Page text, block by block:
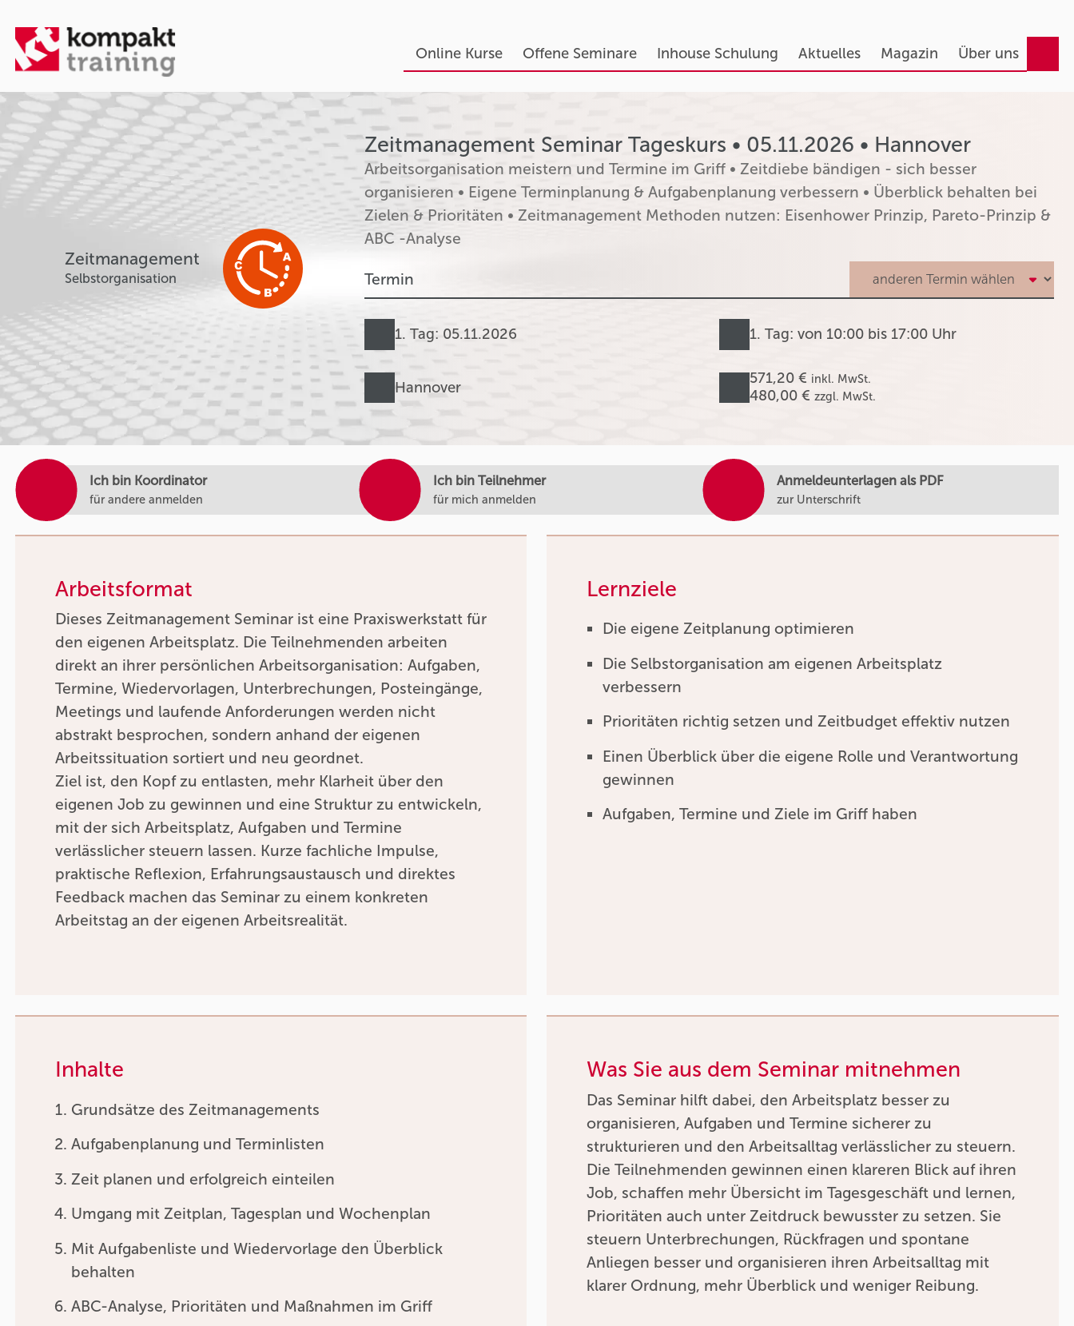
Online Kurse Offene Seminare Inhouse Schulung Aktuelles Magazin Über uns
Zeitmanagement
Selbstorganisation
Zeitmanagement Seminar Tageskurs • 05.11.2026 • Hannover
Arbeitsorganisation meistern und Termine im Griff • Zeitdiebe bändigen - sich besser
organisieren • Eigene Terminplanung & Aufgabenplanung verbessern • Überblick behalten bei
Zielen & Prioritäten • Zeitmanagement Methoden nutzen: Eisenhower Prinzip, Pareto-Prinzip &
ABC -Analyse
Termin
1. Tag: 05.11.2026 1. Tag: von 10:00 bis 17:00 Uhr
Hannover
571,20 € inkl. MwSt.
480,00 € zzgl. MwSt.
Arbeitsformat
Dieses Zeitmanagement Seminar ist eine Praxiswerkstatt für
den eigenen Arbeitsplatz. Die Teilnehmenden arbeiten
direkt an ihrer persönlichen Arbeitsorganisation: Aufgaben,
Termine, Wiedervorlagen, Unterbrechungen, Posteingänge,
Meetings und laufende Anforderungen werden nicht
abstrakt besprochen, sondern anhand der eigenen
Arbeitssituation sortiert und neu geordnet.
Ziel ist, den Kopf zu entlasten, mehr Klarheit über den
eigenen Job zu gewinnen und eine Struktur zu entwickeln,
mit der sich Arbeitsplatz, Aufgaben und Termine
verlässlicher steuern lassen. Kurze fachliche Impulse,
praktische Reflexion, Erfahrungsaustausch und direktes
Feedback machen das Seminar zu einem konkreten
Arbeitstag an der eigenen Arbeitsrealität.
Lernziele
Die eigene Zeitplanung optimieren
Die Selbstorganisation am eigenen Arbeitsplatz
verbessern
Prioritäten richtig setzen und Zeitbudget effektiv nutzen
Einen Überblick über die eigene Rolle und Verantwortung
gewinnen
Aufgaben, Termine und Ziele im Griff haben
Inhalte
Grundsätze des Zeitmanagements
Aufgabenplanung und Terminlisten
Zeit planen und erfolgreich einteilen
Umgang mit Zeitplan, Tagesplan und Wochenplan
Mit Aufgabenliste und Wiedervorlage den Überblick
behalten
ABC-Analyse, Prioritäten und Maßnahmen im Griff
Was Sie aus dem Seminar mitnehmen
Das Seminar hilft dabei, den Arbeitsplatz besser zu
organisieren, Aufgaben und Termine sicherer zu
strukturieren und den Arbeitsalltag verlässlicher zu steuern.
Die Teilnehmenden gewinnen einen klareren Blick auf ihren
Job, schaffen mehr Übersicht im Tagesgeschäft und lernen,
Prioritäten auch unter Zeitdruck bewusster zu setzen. Sie
steuern Unterbrechungen, Rückfragen und spontane
Anliegen besser und organisieren ihren Arbeitsalltag mit
klarer Ordnung, mehr Überblick und weniger Reibung.
Ich bin Koordinator
für andere anmelden
Ich bin Teilnehmer
für mich anmelden
Anmeldeunterlagen als PDF
zur Unterschrift